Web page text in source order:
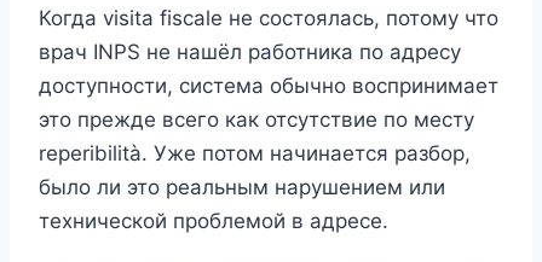
Когда visita fiscale не состоялась, потому что
врач INPS не нашёл работника по адресу
доступности, система обычно воспринимает
это прежде всего как отсутствие по месту
reperibilità. Уже потом начинается разбор,
было ли это реальным нарушением или
технической проблемой в адресе.